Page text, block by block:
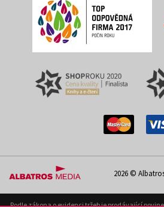
2026 ©
Podle zákona o evidenci tržeb je prodávající